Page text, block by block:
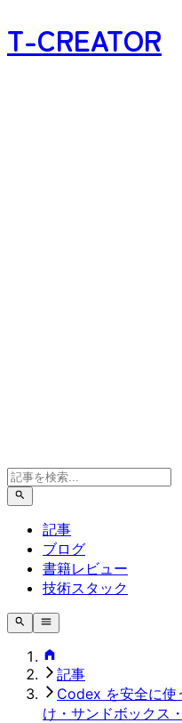
T-CREATOR
記事
ブログ
書籍レビュー
技術スタック
記事
Codex を安全に使
け・サンドボックス